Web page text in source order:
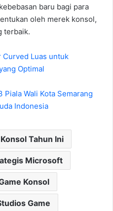
baru bagi para
oleh merek konsol,
terbaik.
Curved Luas untuk
Optimal
Piala Wali Kota Semarang
Indonesia
Tahun Ini
Microsoft
Konsol
Game